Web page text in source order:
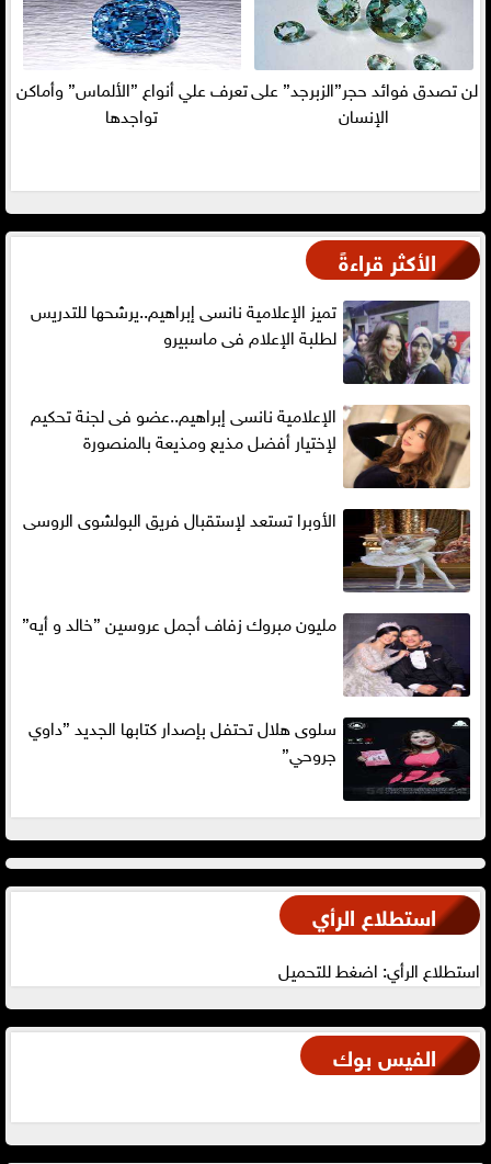
لن تصدق فوائد حجر”الزبرجد” على
الإنسان
تعرف علي أنواع ”الألماس” وأماكن
تواجدها
الأكثر قراءةً
تميز الإعلامية نانسى إبراهيم..يرشحها للتدريس
لطلبة الإعلام فى ماسبيرو
الإعلامية نانسى إبراهيم..عضو فى لجنة تحكيم
لإختيار أفضل مذيع ومذيعة بالمنصورة
الأوبرا تستعد لإستقبال فريق البولشوى الروسى
مليون مبروك زفاف أجمل عروسين ”خالد و أيه”
سلوى هلال تحتفل بإصدار كتابها الجديد ”داوي
جروحي”
استطلاع الرأي
استطلاع الرأي: اضغط للتحميل
الفيس بوك